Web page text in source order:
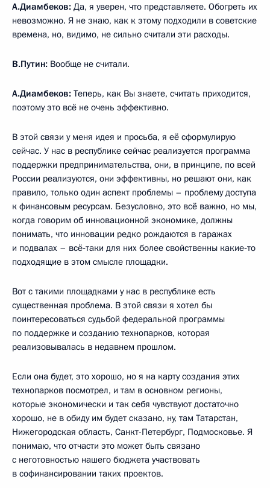
А.Диамбеков: Да, я уверен, что представляете. Обогреть их
невозможно. Я не знаю, как к этому подходили в советские
времена, но, видимо, не сильно считали эти расходы.
В.Путин: Вообще не считали.
А.Диамбеков: Теперь, как Вы знаете, считать приходится,
поэтому это всё не очень эффективно.
В этой связи у меня идея и просьба, я её сформулирую
сейчас. У нас в республике сейчас реализуется программа
поддержки предпринимательства, они, в принципе, по всей
России реализуются, они эффективны, но решают они, как
правило, только один аспект проблемы – проблему доступа
к финансовым ресурсам. Безусловно, это всё важно, но мы,
когда говорим об инновационной экономике, должны
понимать, что инновации редко рождаются в гаражах
и подвалах – всё‑таки для них более свойственны какие‑то
подходящие в этом смысле площадки.
Вот с такими площадками у нас в республике есть
существенная проблема. В этой связи я хотел бы
поинтересоваться судьбой федеральной программы
по поддержке и созданию технопарков, которая
реализовывалась в недавнем прошлом.
Если она будет, это хорошо, но я на карту создания этих
технопарков посмотрел, и там в основном регионы,
которые экономически и так себя чувствуют достаточно
хорошо, не в обиду им будет сказано, ну, там Татарстан,
Нижегородская область, Санкт-Петербург, Подмосковье. Я
понимаю, что отчасти это может быть связано
с неготовностью нашего бюджета участвовать
в софинансировании таких проектов.